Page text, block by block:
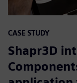
CASE STUDY
Shapr3D